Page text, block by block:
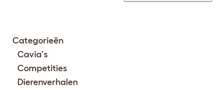
Categorieën
Cavia's
Competities
Dierenverhalen